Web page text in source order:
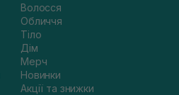
Волосся
Обличчя
Тіло
Дім
Мерч
Новинки
Акції та знижки